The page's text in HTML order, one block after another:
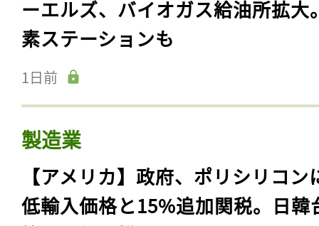
ーエルズ、バイオガス給油所拡大
素ステーションも
1日前
製造業
【アメリカ】政府、ポリシリコン
低輸入価格と15%追加関税。日韓